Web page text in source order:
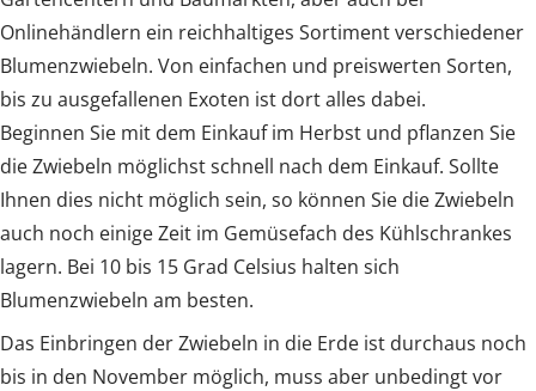
Onlinehändlern ein reichhaltiges Sortiment verschiedener
Blumenzwiebeln. Von einfachen und preiswerten Sorten,
bis zu ausgefallenen Exoten ist dort alles dabei.
Beginnen Sie mit dem Einkauf im Herbst und pflanzen Sie
die Zwiebeln möglichst schnell nach dem Einkauf. Sollte
Ihnen dies nicht möglich sein, so können Sie die Zwiebeln
auch noch einige Zeit im Gemüsefach des Kühlschrankes
lagern. Bei 10 bis 15 Grad Celsius halten sich
Blumenzwiebeln am besten.
Das Einbringen der Zwiebeln in die Erde ist durchaus noch
bis in den November möglich, muss aber unbedingt vor